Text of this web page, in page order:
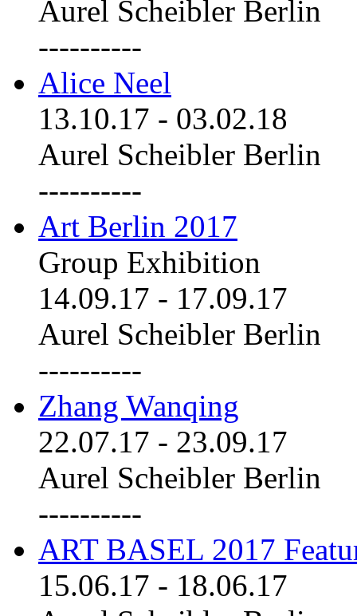
Aurel Scheibler Berlin
----------
Alice Neel
13.10.17 - 03.02.18
Aurel Scheibler Berlin
----------
Art Berlin 2017
Group Exhibition
14.09.17 - 17.09.17
Aurel Scheibler Berlin
----------
Zhang Wanqing
22.07.17 - 23.09.17
Aurel Scheibler Berlin
----------
ART BASEL 2017
15.06.17 - 18.06.17